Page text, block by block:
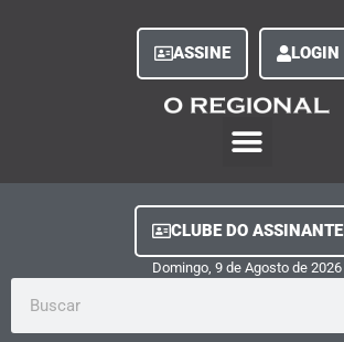
ASSINE LOGIN
CLUBE DO ASSINANTE
Domingo, 9 de Agosto de 2026